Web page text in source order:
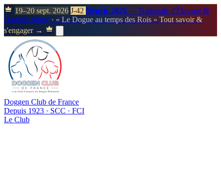
19–20 sept. 2026 J-42 Neuvic 2026 — Nationale d'Élevage &
Doggen Show · « Le Dogue au temps des Rois » Tout savoir &
s'engager →
Doggen Club de France
Depuis 1923 · SCC · FCI
Le Club